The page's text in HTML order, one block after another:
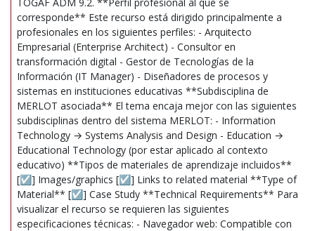
corresponde** Este recurso está dirigido principalmente a
profesionales en los siguientes perfiles: - Arquitecto
Empresarial (Enterprise Architect) - Consultor en
transformación digital - Gestor de Tecnologías de la
Información (IT Manager) - Diseñadores de procesos y
sistemas en instituciones educativas **Subdisciplina de
MERLOT asociada** El tema encaja mejor con las siguientes
subdisciplinas dentro del sistema MERLOT: - Information
Technology → Systems Analysis and Design - Education →
Educational Technology (por estar aplicado al contexto
educativo) **Tipos de materiales de aprendizaje incluidos**
[☑] Images/graphics [☑] Links to related material **Type of
Material** [☑] Case Study **Technical Requirements** Para
visualizar el recurso se requieren las siguientes
especificaciones técnicas: - Navegador web: Compatible con